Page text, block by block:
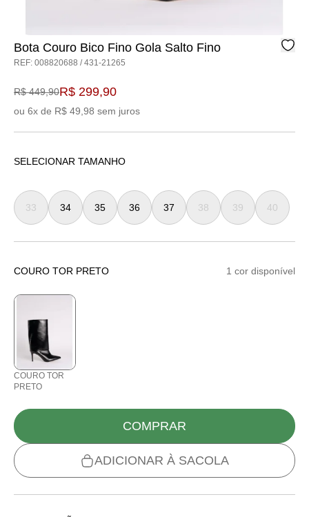
Bota Couro Bico Fino Gola Salto Fino
REF: 008820688 / 431-21265
R$ 449,90R$ 299,90
ou 6x de R$ 49,98 sem juros
SELECIONAR TAMANHO
33 34 35 36 37 38 39 40
COURO TOR PRETO 1 cor disponível
COURO TOR
PRETO
COMPRAR
ADICIONAR À SACOLA